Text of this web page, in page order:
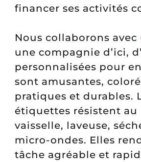
financer ses activités
Nous collaborons avec
une compagnie d’ici,
personnalisées pour
sont amusantes,
pratiques et durables.
étiquettes résistent au
vaisselle, laveuse,
micro-ondes. Elles
tâche agréable et